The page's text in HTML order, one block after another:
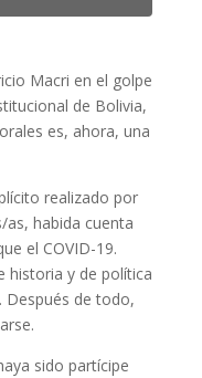
Macri en el golpe
de Bolivia,
es, ahora, una
realizado por
habida cuenta
el COVID-19.
historia y de política
Después de todo,
sido partícipe